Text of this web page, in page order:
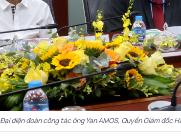
Đại diện đoàn công tác ông Yan AMOS, Quyền Giám đốc